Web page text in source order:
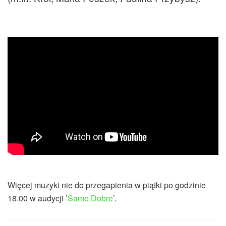
Więcej muzyki nie do przegapienia w piątki po godzinie
18.00 w audycji ’Same Dobre’.